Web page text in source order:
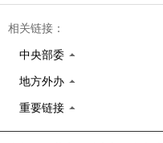
相关链接：
中央部委
地方外办
重要链接